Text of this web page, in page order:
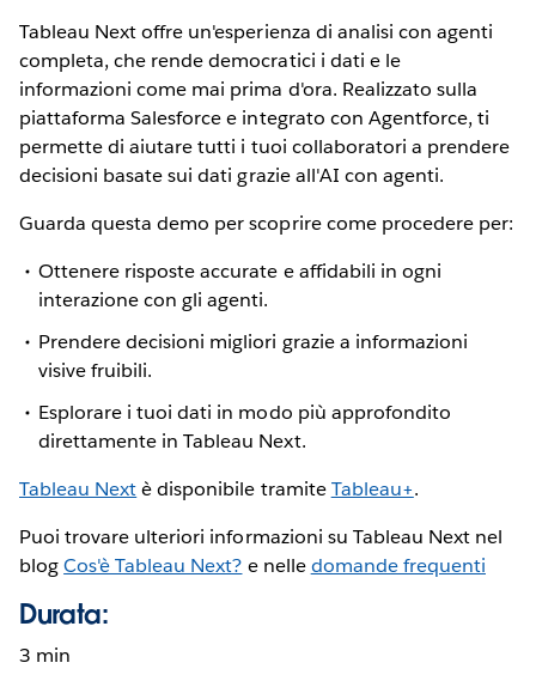
Tableau Next offre un'esperienza di analisi con agenti
completa, che rende democratici i dati e le
informazioni come mai prima d'ora. Realizzato sulla
piattaforma Salesforce e integrato con Agentforce, ti
permette di aiutare tutti i tuoi collaboratori a prendere
decisioni basate sui dati grazie all'AI con agenti.
Guarda questa demo per scoprire come procedere per:
Ottenere risposte accurate e affidabili in ogni
interazione con gli agenti.
Prendere decisioni migliori grazie a informazioni
visive fruibili.
Esplorare i tuoi dati in modo più approfondito
direttamente in Tableau Next.
Tableau Nextè disponibile tramiteTableau+.
Puoi trovare ulteriori informazioni su Tableau Next nel
blogCos'è Tableau Next? e nelledomande frequenti
Durata:
3 min